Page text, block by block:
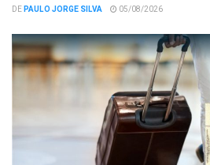
DEPAULO JORGE SILVA 05/08/2026